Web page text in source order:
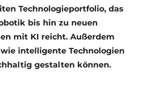
Technologieportfolio, das
bis hin zu neuen
mit KI reicht. Außerdem
intelligente Technologien
gestalten können.